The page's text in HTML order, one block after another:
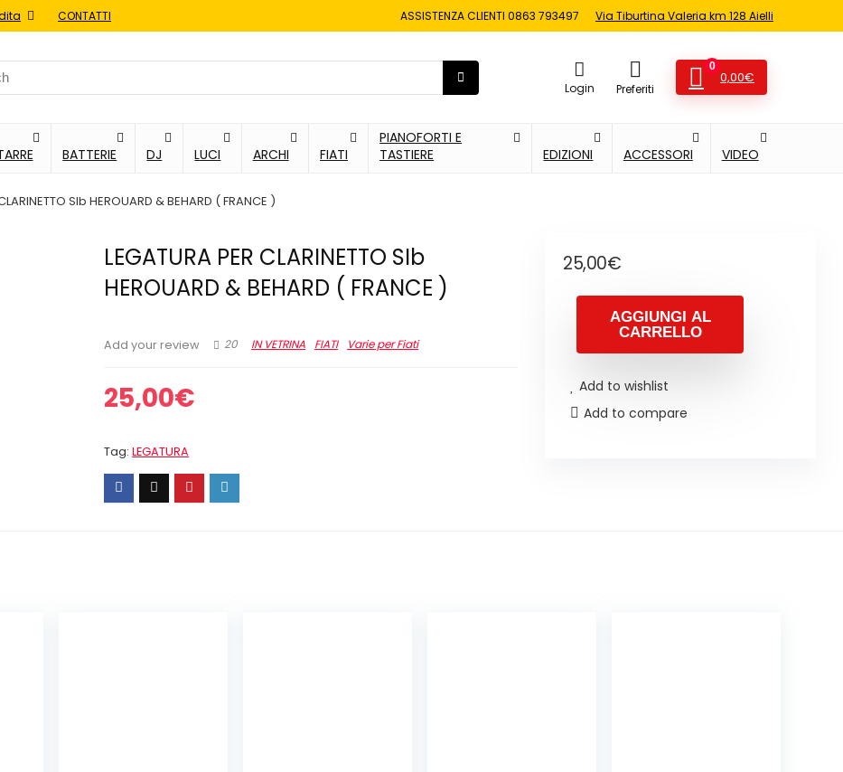
CONTATTI ASSISTENZA CLIENTI 0863 793497 Via Tiburtina Valeria km 128 Aielli
Login Preferiti
0
0,00€
BATTERIE DJ LUCI ARCHI FIATI
PIANOFORTI E
TASTIERE
EDIZIONI ACCESSORI VIDEO
SIb HEROUARD & BEHARD ( FRANCE )
LEGATURA PER CLARINETTO SIb
HEROUARD & BEHARD ( FRANCE )
Add your review 20 IN VETRINA FIATI Varie per Fiati
25,00€
Tag:LEGATURA
25,00€
AGGIUNGI AL
CARRELLO
Add to wishlist
Add to compare